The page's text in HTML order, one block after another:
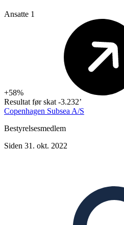
Ansatte 1
+58%
Resultat før skat -3.232’
Copenhagen Subsea A/S
Bestyrelsesmedlem
Siden 31. okt. 2022